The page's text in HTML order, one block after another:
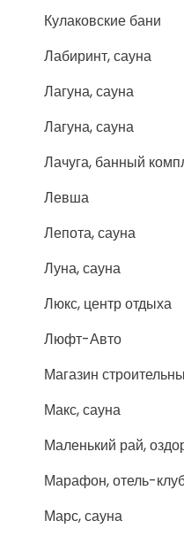
Кулаковские бани
Лабиринт, сауна
Лагуна, сауна
Лагуна, сауна
Лачуга, банный
Левша
Лепота, сауна
Луна, сауна
Люкс, центр отдыха
Люфт-Авто
Магазин
Макс, сауна
Маленький рай,
Марафон, отель-
Марс, сауна